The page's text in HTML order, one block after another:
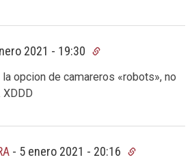
2021 - 19:30
la opcion de camareros «robots», no
- 5 enero 2021 - 20:16